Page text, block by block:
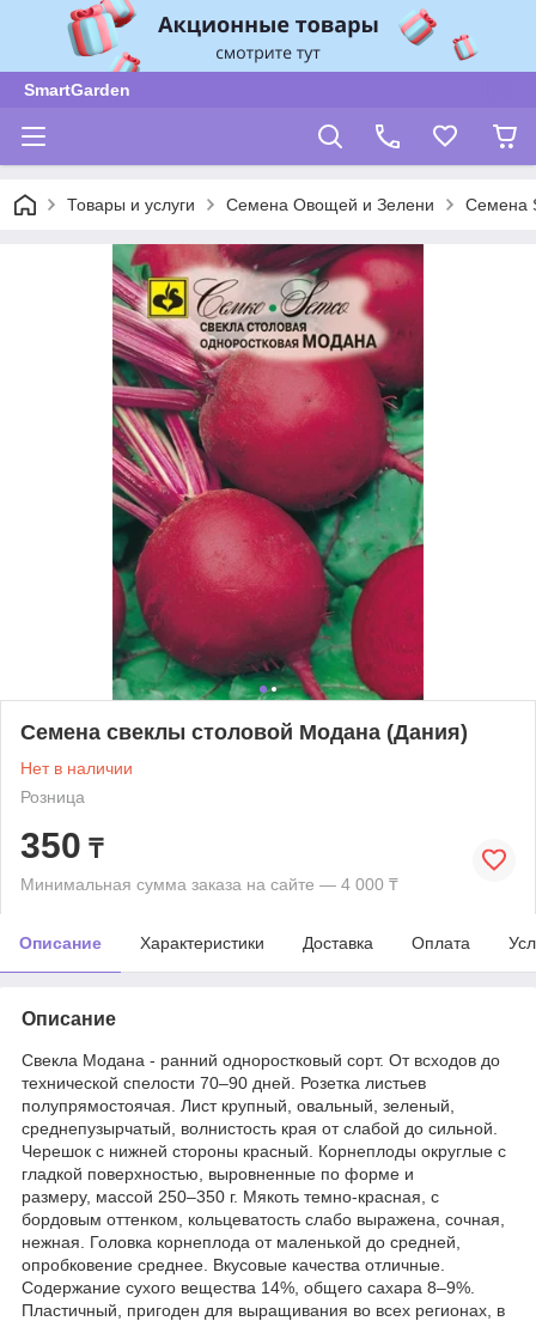
SmartGarden
Товары и услуги Семена Овощей и Зелени Семена
Семена свеклы столовой Модана (Дания)
Нет в наличии
Розница
350 ₸
Минимальная сумма заказа на сайте — 4 000 ₸
Описание Характеристики Доставка Оплата
Описание
Свекла Модана - ранний одноростковый сорт. От всходов до
технической спелости 70–90 дней. Розетка листьев
полупрямостоячая. Лист крупный, овальный, зеленый,
среднепузырчатый, волнистость края от слабой до сильной.
Черешок с нижней стороны красный. Корнеплоды округлые с
гладкой поверхностью, выровненные по форме и
размеру, массой 250–350 г. Мякоть темно-красная, с
бордовым оттенком, кольцеватость слабо выражена, сочная,
нежная. Головка корнеплода от маленькой до средней,
опробковение среднее. Вкусовые качества отличные.
Содержание сухого вещества 14%, общего сахара 8–9%.
Пластичный, пригоден для выращивания во всех регионах, в